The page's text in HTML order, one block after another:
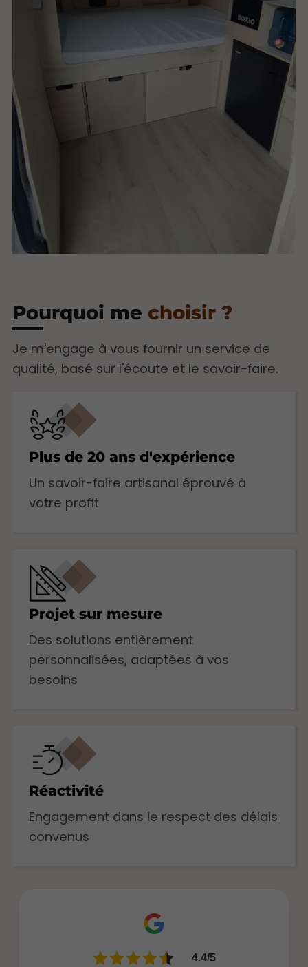
Pourquoi me choisir ?
Je m'engage à vous fournir un service de
qualité, basé sur l'écoute et le savoir-faire.
Plus de 20 ans d'expérience
Un savoir-faire artisanal éprouvé à
votre profit
Projet sur mesure
Des solutions entièrement
personnalisées, adaptées à vos
besoins
Réactivité
Engagement dans le respect des délais
convenus